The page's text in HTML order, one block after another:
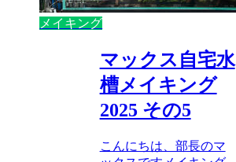
メイキング
マックス自宅水
槽メイキング
2025 その5
こんにちは、部長のマ